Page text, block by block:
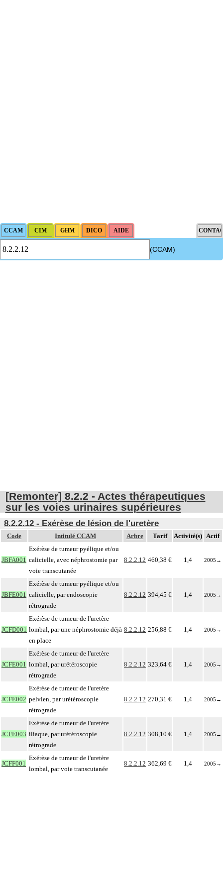
(CCAM)
[Remonter] 8.2.2 - Actes thérapeutiques
sur les voies urinaires supérieures
8.2.2.12 - Exérèse de lésion de l'uretère
Code Intitulé CCAM Arbre Tarif Activité(s) Actif
JBFA001
Exérèse de tumeur pyélique et/ou
calicielle, avec néphrostomie par
voie transcutanée
8.2.2.12 460,38 € 1,4 2005 →
JBFE001
Exérèse de tumeur pyélique et/ou
calicielle, par endoscopie
rétrograde
8.2.2.12 394,45 € 1,4 2005 →
JCFD001
Exérèse de tumeur de l'uretère
lombal, par une néphrostomie déjà
en place
8.2.2.12 256,88 € 1,4 2005 →
JCFE001
Exérèse de tumeur de l'uretère
lombal, par urétéroscopie
rétrograde
8.2.2.12 323,64 € 1,4 2005 →
JCFE002
Exérèse de tumeur de l'uretère
pelvien, par urétéroscopie
rétrograde
8.2.2.12 270,31 € 1,4 2005 →
JCFE003
Exérèse de tumeur de l'uretère
iliaque, par urétéroscopie
rétrograde
8.2.2.12 308,10 € 1,4 2005 →
JCFF001
Exérèse de tumeur de l'uretère
lombal, par voie transcutanée
8.2.2.12 362,69 € 1,4 2005 →